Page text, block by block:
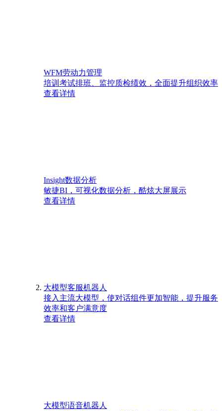
WFM劳动力管理
培训考试排班、监控质检绩效，全面提升组织效率
查看详情
Insight数据分析
敏捷BI，可视化数据分析，酷炫大屏展示
查看详情
大模型客服机器人
接入主流大模型，使对话组件更加智能，提升服务
效率和客户满意度
查看详情
大模型语音机器人